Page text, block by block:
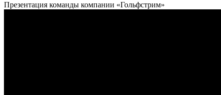
Презентация команды компании «Гольфстрим»